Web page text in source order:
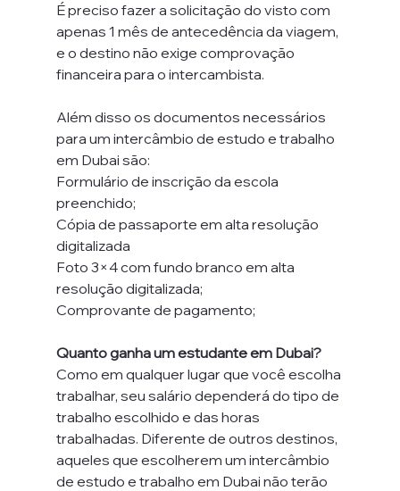
É preciso fazer a solicitação do visto com
apenas 1 mês de antecedência da viagem,
e o destino não exige comprovação
financeira para o intercambista.
Além disso os documentos necessários
para um intercâmbio de estudo e trabalho
em Dubai são:
Formulário de inscrição da escola
preenchido;
Cópia de passaporte em alta resolução
digitalizada
Foto 3×4 com fundo branco em alta
resolução digitalizada;
Comprovante de pagamento;
Quanto ganha um estudante em Dubai?
Como em qualquer lugar que você escolha
trabalhar, seu salário dependerá do tipo de
trabalho escolhido e das horas
trabalhadas. Diferente de outros destinos,
aqueles que escolherem um intercâmbio
de estudo e trabalho em Dubai não terão